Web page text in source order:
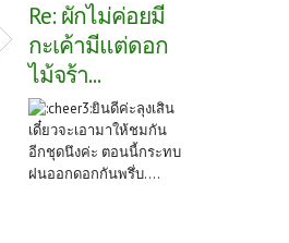
Re: ผักไม่ค่อยมี
กะเค้ามีแต่ดอก
ไม้จร้า...
ยินดีค่ะลุงเสิน
เดี๋ยวจะเอามาให้ชมกัน
อีกชุดนึงค่ะ ตอนนี้กระทบ
ฝนออกดอกกันพรึ่บ....